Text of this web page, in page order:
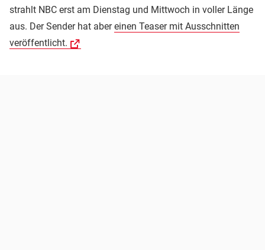
strahlt NBC erst am Dienstag und Mittwoch in voller Länge
aus. Der Sender hat abereinen Teaser mit Ausschnitten
veröffentlicht.